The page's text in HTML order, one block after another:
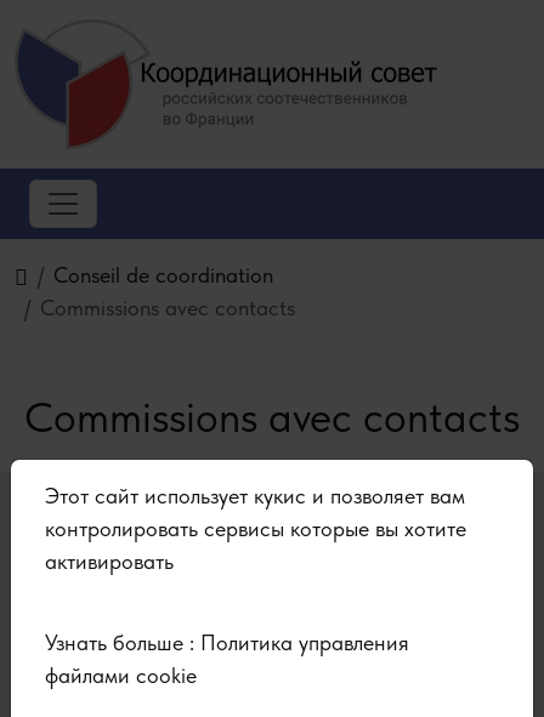
Conseil de coordination
Commissions avec contacts
Commissions avec contacts
Получите нашу
рассылку
Этот сайт использует кукис и позволяет вам
контролировать сервисы которые вы хотите
активировать
Узнать больше : Политика управления
файлами cookie